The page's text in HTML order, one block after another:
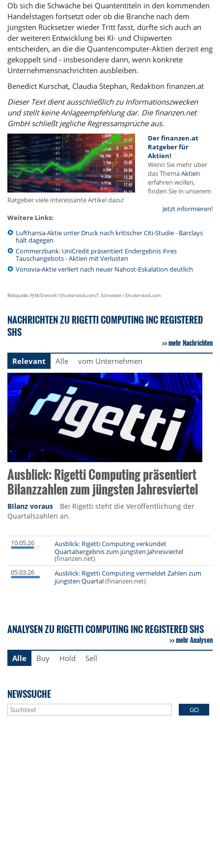
Ob sich die Schwäche bei Quantentiteln in den kommenden
Handelstagen fortsetzt oder ob die Branche nach dem
jüngsten Rücksetzer wieder Tritt fasst, dürfte sich auch an
der weiteren Entwicklung bei KI- und Chipwerten
entscheiden, an die die Quantencomputer-Aktien derzeit eng
gekoppelt sind - insbesondere dann, wenn konkrete
Unternehmensnachrichten ausbleiben.
Benedict Kurschat, Claudia Stephan, Redaktion finanzen.at
Dieser Text dient ausschließlich zu Informationszwecken
und stellt keine Anlageempfehlung dar. Die finanzen.net
GmbH schließt jegliche Regressansprüche aus.
Der finanzen.at
Ratgeber für
Aktien!
Wenn Sie mehr über
das ThemaAktien
erfahren wollen,
finden Sie in unserem
Ratgeber viele interessante Artikel dazu!
Jetzt informieren!
Weitere Links:
Lufthansa-Aktie unter Druck nach kritischer Citi-Studie - Barclays
hält dagegen
Commerzbank: UniCredit präsentiert Endergebnis ihres
Tauschangebots - Aktien mit Verlusten
Vonovia-Aktie verliert nach neuer Nahost-Eskalation deutlich
Bildquelle: PJ McDonnell / Shutterstock.com,T. Schneider / Shutterstock.com
NACHRICHTEN ZU RIGETTI COMPUTING INC REGISTERED
SHS
mehr Nachrichten
Relevant
Alle vom Unternehmen
Ausblick: Rigetti Computing präsentiert
Bilanzzahlen zum jüngsten Jahresviertel
BIlanz voraus
Bei Rigetti steht die Veröffentlichung der
Quartalszahlen an.
10.05.26
Ausblick: Rigetti Computing verkündet
Quartalsergebnis zum jüngsten Jahresviertel
(finanzen.net)
05.03.26
Ausblick: Rigetti Computing vermeldet Zahlen zum
jüngsten Quartal(finanzen.net)
ANALYSEN ZU RIGETTI COMPUTING INC REGISTERED SHS
mehr Analysen
Alle
Buy Hold Sell
NEWSSUCHE
GO